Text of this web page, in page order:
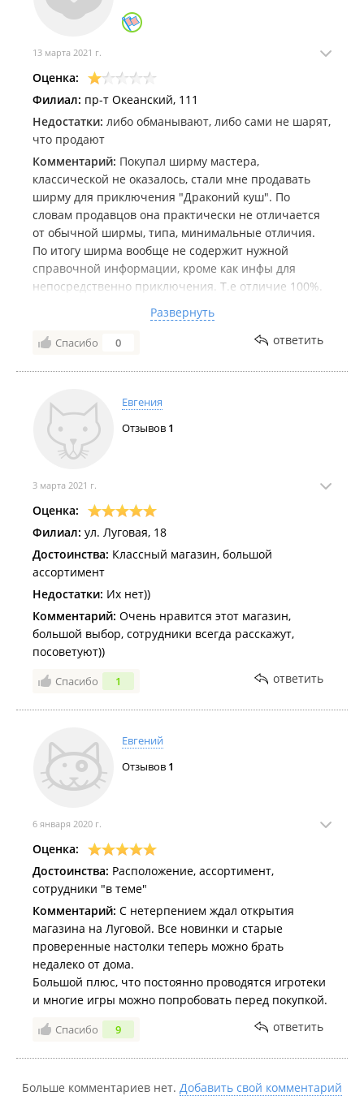
13 марта 2021 г.
Оценка:
Филиал: пр-т Океанский, 111
Недостатки: либо обманывают, либо сами не шарят,
что продают
Комментарий: Покупал ширму мастера,
классической не оказалось, стали мне продавать
ширму для приключения "Драконий куш". По
словам продавцов она практически не отличается
от обычной ширмы, типа, минимальные отличия.
По итогу ширма вообще не содержит нужной
справочной информации, кроме как инфы для
непосредственно приключения. Т.е отличие 100%.
Проводите инструктаж для продавцов, пожалуйста,
дабы они разбирались в продаваемых вещах.
Развернуть
Спасибо 0 ответить
Евгения
Отзывов 1
3 марта 2021 г.
Оценка:
Филиал: ул. Луговая, 18
Достоинства: Классный магазин, большой
ассортимент
Недостатки: Их нет))
Комментарий: Очень нравится этот магазин,
большой выбор, сотрудники всегда расскажут,
посоветуют))
Спасибо 1 ответить
Евгений
Отзывов 1
6 января 2020 г.
Оценка:
Достоинства: Расположение, ассортимент,
сотрудники "в теме"
Комментарий: С нетерпением ждал открытия
магазина на Луговой. Все новинки и старые
проверенные настолки теперь можно брать
недалеко от дома.
Большой плюс, что постоянно проводятся игротеки
и многие игры можно попробовать перед покупкой.
Спасибо 9 ответить
Больше комментариев нет. Добавить свой комментарий